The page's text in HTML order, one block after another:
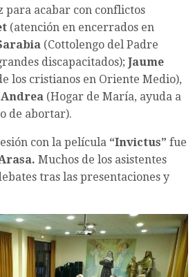
para acabar con conflictos
(atención en encerrados en
(Cottolengo del Padre
discapacitados); Jaume
los cristianos en Oriente Medio),
Andrea (Hogar de María, ayuda a
de abortar).
con la película “Invictus” fue
Muchos de los asistentes
tras las presentaciones y